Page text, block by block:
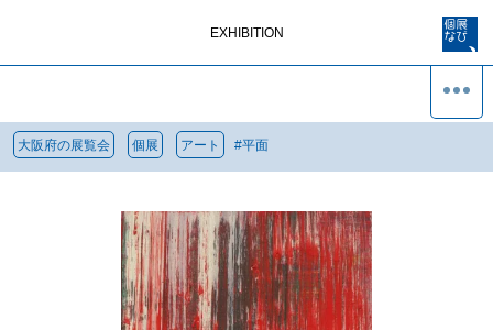
EXHIBITION
大阪府の展覧会 個展 アート #平面